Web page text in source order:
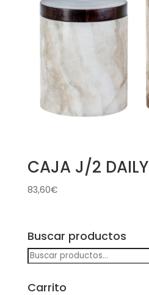
CAJA J/2 DAILY
83,60€
Buscar productos
Buscar
por:
Carrito